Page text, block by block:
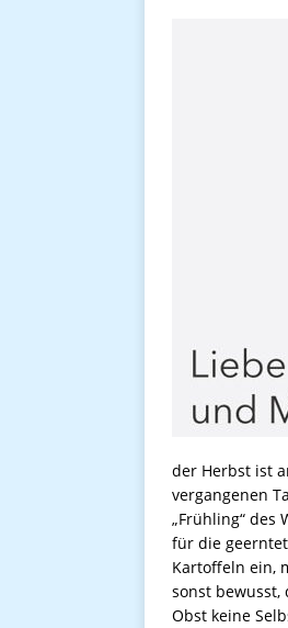
der Herbst ist
vergangenen
„Frühling“ des
für die
Kartoffeln ein,
sonst bewusst,
Obst keine